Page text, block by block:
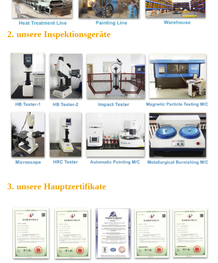
2. unsere Inspektionsgeräte
3. unsere Hauptzertifikate